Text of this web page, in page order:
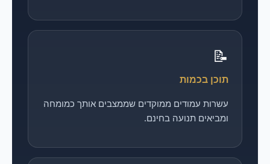
📝
תוכן בכמות
עשרות עמודים ממוקדים שממצבים אותך כמומחה
ומביאים תנועה בחינם.